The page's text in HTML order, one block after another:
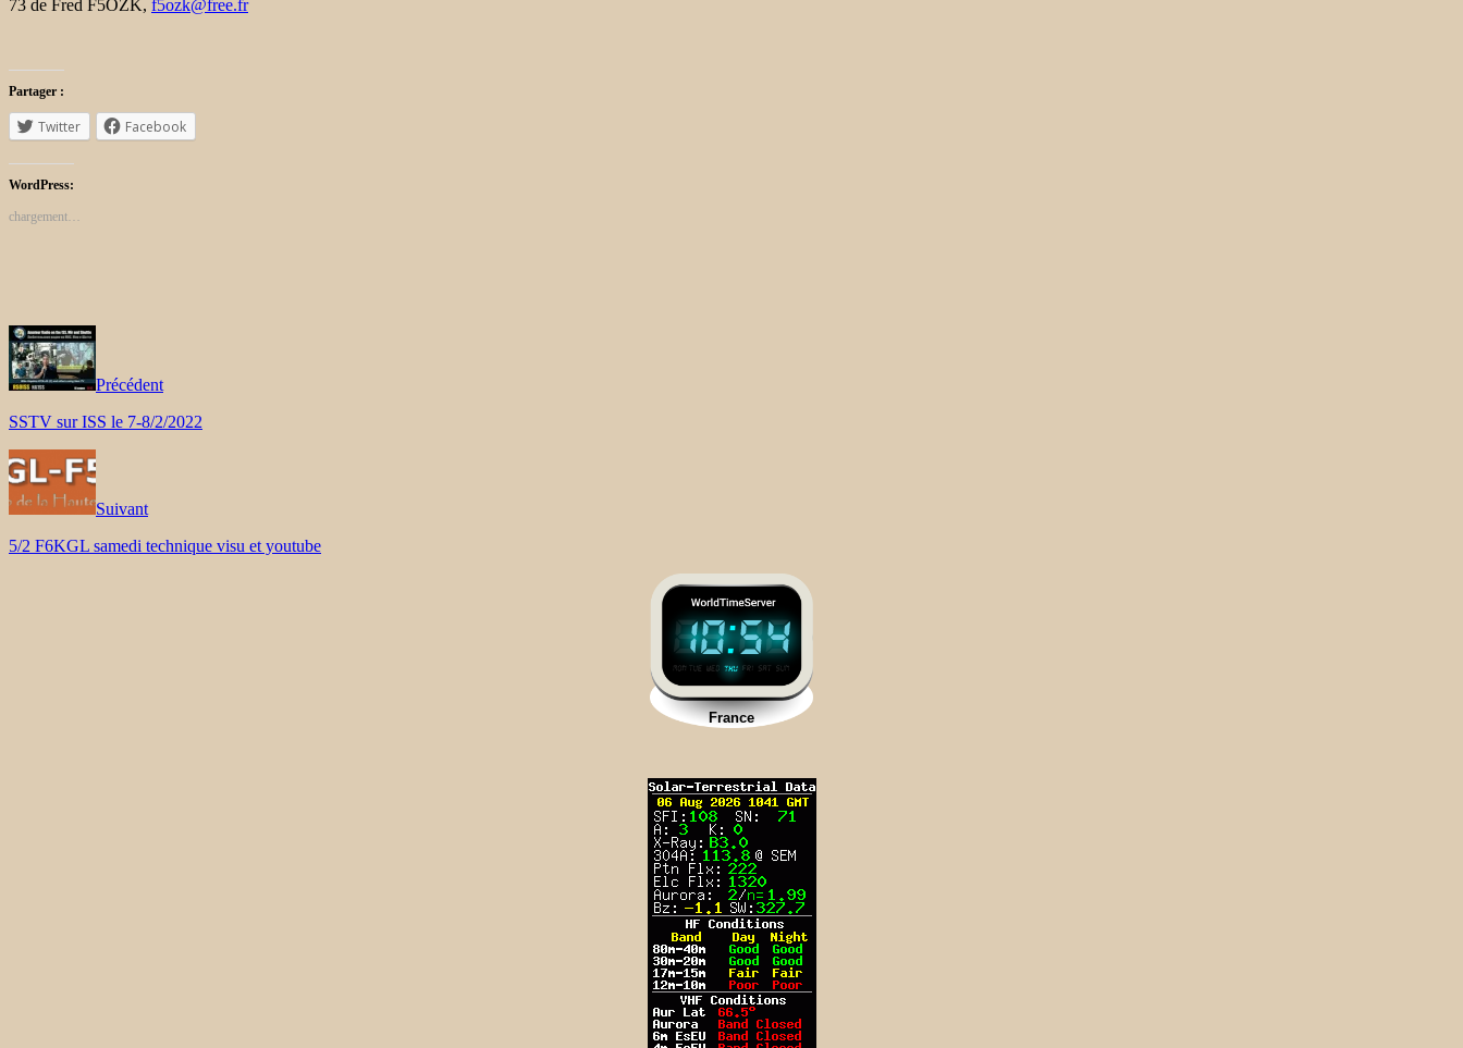
73 de Fred F5OZK, f5ozk@free.fr
Partager :
Twitter Facebook
WordPress:
chargement…
Précédent
SSTV sur ISS le 7-8/2/2022
Suivant
5/2 F6KGL samedi technique visu et youtube